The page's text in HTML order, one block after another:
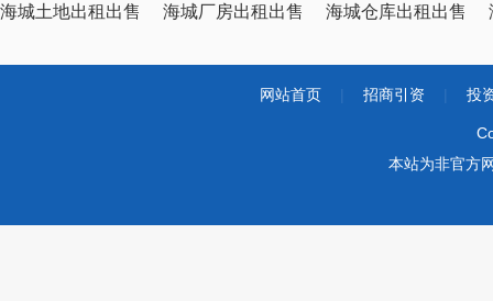
海城土地出租出售 海城厂房出租出售 海城仓库出租出售
网站首页 招商引资 投
本站为非官方